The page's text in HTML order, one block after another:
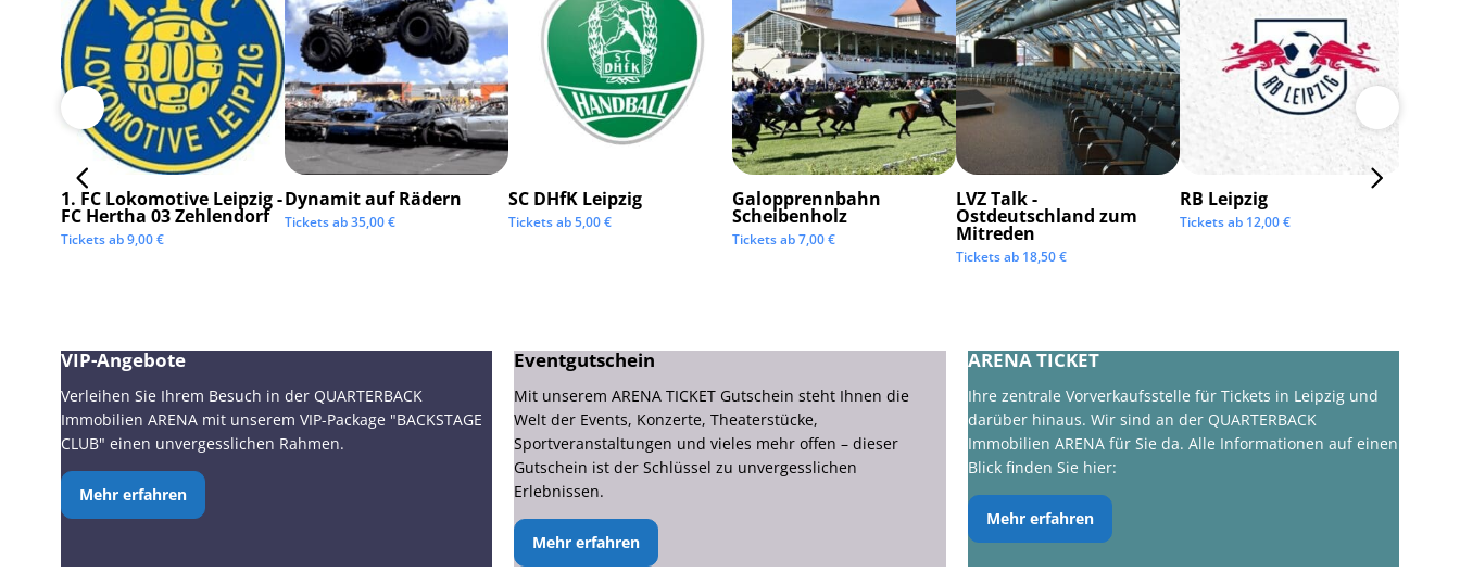
1. FC Lokomotive Leipzig -
FC Hertha 03 Zehlendorf
Tickets ab9,00€
Dynamit auf Rädern
Tickets ab35,00€
SC DHfK Leipzig
Tickets ab5,00€
Galopprennbahn
Scheibenholz
Tickets ab7,00€
LVZ Talk -
Ostdeutschland zum
Mitreden
Tickets ab 18,50€
RB Leipzig
Tickets ab 12,00€
VIP-Angebote
Verleihen Sie Ihrem Besuch in der QUARTERBACK
Immobilien ARENA mit unserem VIP-Package "BACKSTAGE
CLUB" einen unvergesslichen Rahmen.
Mehr erfahren
Eventgutschein
Mit unserem ARENA TICKET Gutschein steht Ihnen die
Welt der Events, Konzerte, Theaterstücke,
Sportveranstaltungen und vieles mehr offen – dieser
Gutschein ist der Schlüssel zu unvergesslichen
Erlebnissen.
Mehr erfahren
ARENA TICKET
Ihre zentrale Vorverkaufsstelle für Tickets in Leipzig und
darüber hinaus. Wir sind an der QUARTERBACK
Immobilien ARENA für Sie da. Alle Informationen auf einen
Blick finden Sie hier:
Mehr erfahren